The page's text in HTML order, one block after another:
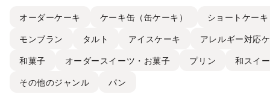
オーダーケーキ ケーキ缶（缶ケーキ） ショートケー
モンブラン タルト アイスケーキ アレルギー対応
和菓子 オーダースイーツ・お菓子 プリン 和スイ
その他のジャンル パン